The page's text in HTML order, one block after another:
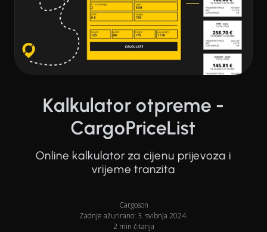
Kalkulator otpreme -
CargoPriceList
Online kalkulator za cijenu prijevoza i
vrijeme tranzita
Cargoson
Zadnje ažurirano: 3. svibnja 2024.
2 min čitanja